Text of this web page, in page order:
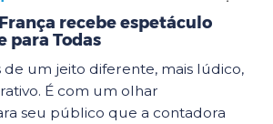
França recebe espetáculo
para Todas
de um jeito diferente, mais lúdico,
É com um olhar
seu público que a contadora